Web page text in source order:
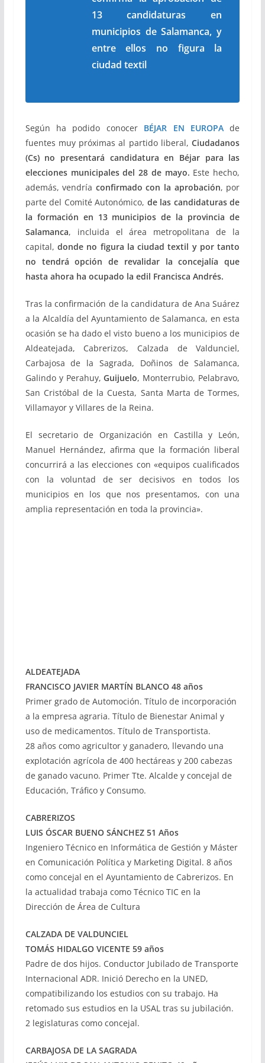
13 candidaturas en
municipios de Salamanca, y
entre ellos no figura la
ciudad textil
Según ha podido conocer BÉJAR EN EUROPAde
fuentes muy próximas al partido liberal,Ciudadanos
(Cs) no presentará candidatura en Béjar para las
elecciones municipales del 28 de mayo. Este hecho,
además, vendría confirmado con la aprobación, por
parte del Comité Autonómico, de las candidaturas de
la formación en 13 municipios de la provincia de
Salamanca, incluida el área metropolitana de la
capital,donde no figura la ciudad textil y por tanto
no tendrá opción de revalidar la concejalía que
hasta ahora ha ocupado la edil Francisca Andrés.
Tras la confirmación de la candidatura de Ana Suárez
a la Alcaldía del Ayuntamiento de Salamanca, en esta
ocasión se ha dado el visto bueno a los municipios de
Aldeatejada, Cabrerizos, Calzada de Valdunciel,
Carbajosa de la Sagrada, Doñinos de Salamanca,
Galindo y Perahuy,Guijuelo, Monterrubio, Pelabravo,
San Cristóbal de la Cuesta, Santa Marta de Tormes,
Villamayor y Villares de la Reina.
El secretario de Organización en Castilla y León,
Manuel Hernández, afirma que la formación liberal
concurrirá a las elecciones con «equipos cualificados
con la voluntad de ser decisivos en todos los
municipios en los que nos presentamos, con una
amplia representación en toda la provincia».
ALDEATEJADA
FRANCISCO JAVIER MARTÍN BLANCO 48 años
Primer grado de Automoción. Título de incorporación
a la empresa agraria. Título de Bienestar Animal y
uso de medicamentos. Título de Transportista.
28 años como agricultor y ganadero, llevando una
explotación agrícola de 400 hectáreas y 200 cabezas
de ganado vacuno. Primer Tte. Alcalde y concejal de
Educación, Tráfico y Consumo.
CABRERIZOS
LUIS ÓSCAR BUENO SÁNCHEZ 51 Años
Ingeniero Técnico en Informática de Gestión y Máster
en Comunicación Política y Marketing Digital. 8 años
como concejal en el Ayuntamiento de Cabrerizos. En
la actualidad trabaja como Técnico TIC en la
Dirección de Área de Cultura
CALZADA DE VALDUNCIEL
TOMÁS HIDALGO VICENTE 59 años
Padre de dos hijos. Conductor Jubilado de Transporte
Internacional ADR. Inició Derecho en la UNED,
compatibilizando los estudios con su trabajo. Ha
retomado sus estudios en la USAL tras su jubilación.
2 legislaturas como concejal.
CARBAJOSA DE LA SAGRADA